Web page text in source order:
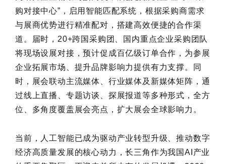
购对接中心”，启用智能匹配系统，根据采购商需求
与展商优势进行精准配对，搭建高效便捷的合作渠
道。届时，20+跨国采购团、国内重点企业采购团队
将现场设展对接，预计促成百亿级订单合作，为参展
企业拓展市场、提升品牌影响力提供有力支撑。同
时，展会联动主流媒体、行业媒体及新媒体矩阵，通
过线上直播、专题访谈、探展报道等多种形式，全方
位、多角度覆盖展会亮点，扩大展会全球影响力。
当前，人工智能已成为驱动产业转型升级、推动数字
经济高质量发展的核心动力，长三角作为我国AI产业